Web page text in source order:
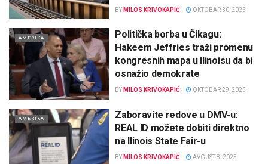
BY MILOS KRIVOKAPIĆ OKTOBAR 30, 2025
AMERIKA
Politička borba u Čikagu:
Hakeem Jeffries traži promenu
kongresnih mapa u Ilinoisu da bi
osnažio demokrate
BY MILOS KRIVOKAPIĆ OKTOBAR 29, 2025
AMERIKA
Zaboravite redove u DMV-u:
REAL ID možete dobiti direktno
na Ilinois State Fair-u
BY MILOS KRIVOKAPIĆ AVGUST 8, 2025